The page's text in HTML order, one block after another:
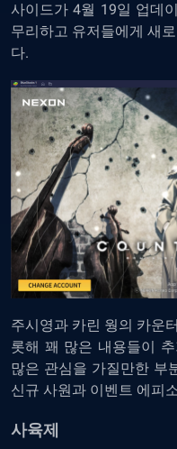
사이드가 4월 19일 업데
무리하고 유저들에게 새
다.
주시영과 카린 웡의 카운
롯해 꽤 많은 내용들이
많은 관심을 가질만한 부
신규 사원과 이벤트 에피
사육제